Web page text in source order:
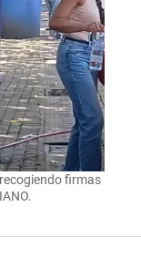
firmas